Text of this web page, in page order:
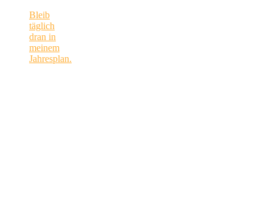
Bleib
täglich
dran in
meinem
Jahresplan.